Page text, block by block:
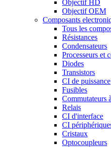
Objectif HD
Objectif OEM
Composants
Tous les
Résistances
Condensateurs
Processeurs et
Diodes
Transistors
CI de puissance
Fusibles
Commutateurs
Relais
CI d'interface
CI
Cristaux
Optocoupleurs